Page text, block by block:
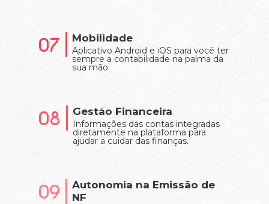
07 Mobilidade
Aplicativo Android e iOS para você ter
sempre a contabilidade na palma da
sua mão.
08 Gestão Financeira
Informações das contas integradas
diretamente na plataforma para
ajudar a cuidar das finanças.
09
Autonomia na Emissão de
NF